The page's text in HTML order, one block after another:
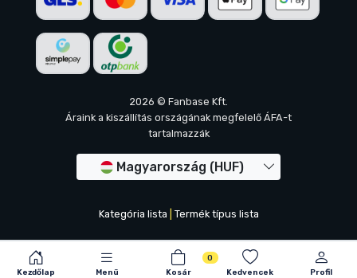
Kezdőlap Menü Kosár
0
Kedvencek
Profil
2026 © Fanbase Kft.
Áraink a kiszállítás országának megfelelő ÁFA-t
tartalmazzák
Magyarország (HUF)
Kategória lista Termék típus lista